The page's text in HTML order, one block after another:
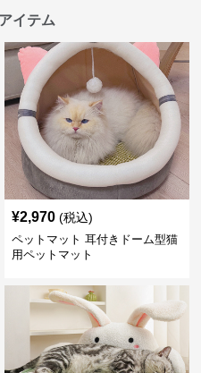
イテム
¥2,970 (税込)
ペットマット 耳付きドーム型猫
用ペットマット